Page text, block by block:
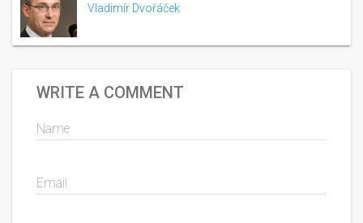
Vladimír Dvořáček
WRITE A COMMENT
Name
Email